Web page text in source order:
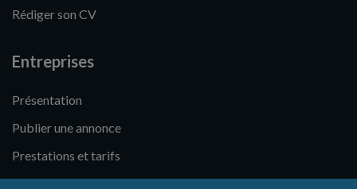
Rédiger son CV
Entreprises
Présentation
Publier une annonce
Prestations et tarifs